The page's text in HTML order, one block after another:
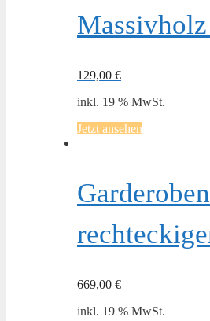
129,00 €
inkl. 19 % MwSt.
Jetzt ansehen
669,00 €
inkl. 19 % MwSt.